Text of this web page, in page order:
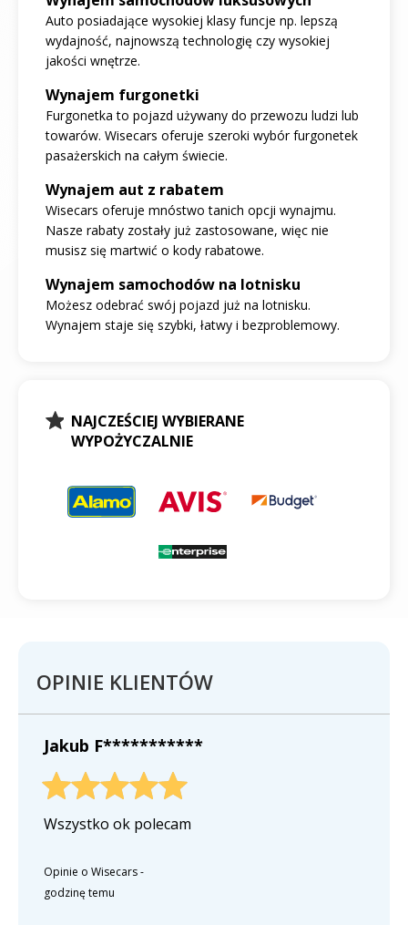
Auto posiadające wysokiej klasy funcje np. lepszą
wydajność, najnowszą technologię czy wysokiej
jakości wnętrze.
Wynajem furgonetki
Furgonetka to pojazd używany do przewozu ludzi lub
towarów. Wisecars oferuje szeroki wybór furgonetek
pasażerskich na całym świecie.
Wynajem aut z rabatem
Wisecars oferuje mnóstwo tanich opcji wynajmu.
Nasze rabaty zostały już zastosowane, więc nie
musisz się martwić o kody rabatowe.
Wynajem samochodów na lotnisku
Możesz odebrać swój pojazd już na lotnisku.
Wynajem staje się szybki, łatwy i bezproblemowy.
NAJCZEŚCIEJ WYBIERANE
WYPOŻYCZALNIE
OPINIE KLIENTÓW
Jakub F***********
Wszystko ok polecam
Opinie o Wisecars-
godzinę temu